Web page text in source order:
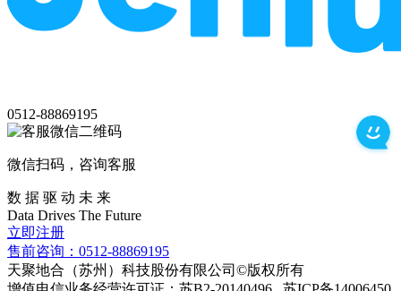
0512-88869195
微信扫码，咨询客服
数 据 驱 动 未 来
Data Drives The Future
立即注册
售前咨询：0512-88869195
天聚地合（苏州）科技股份有限公司©版权所有